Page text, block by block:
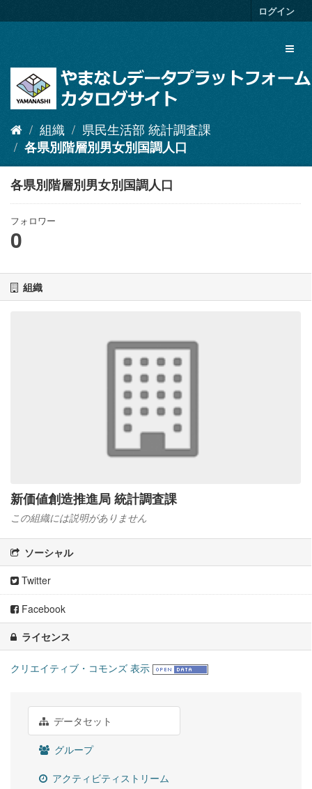
キ
ログイン
組織
県民生活部 統計調査課
各県別階層別男女別国調人口
各県別階層別男女別国調人口
フォロワー
0
組織
新価値創造推進局 統計調査課
この組織には説明がありません
ソーシャル
Twitter
Facebook
ライセンス
クリエイティブ・コモンズ 表示
データセット
グループ
アクティビティストリーム